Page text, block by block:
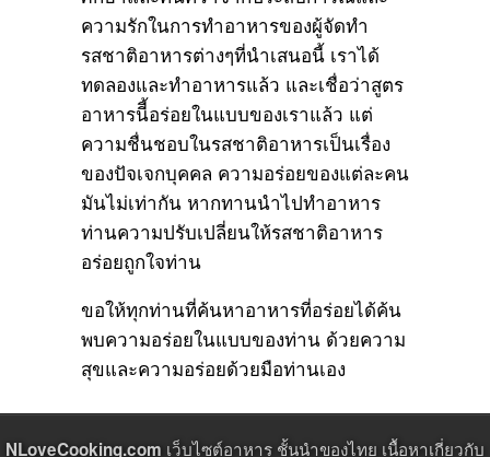
ความรักในการทำอาหารของผู้จัดทำ
รสชาติอาหารต่างๆที่นำเสนอนี้ เราได้
ทดลองและทำอาหารแล้ว และเชื่อว่าสูตร
อาหารนีี้อร่อยในแบบของเราแล้ว แต่
ความชื่นชอบในรสชาติอาหารเป็นเรื่อง
ของปัจเจกบุคคล ความอร่อยของแต่ละคน
มันไม่เท่ากัน หากทานนำไปทำอาหาร
ท่านความปรับเปลี่ยนให้รสชาติอาหาร
อร่อยถูกใจท่าน
ขอให้ทุกท่านที่ค้นหาอาหารที่อร่อยได้ค้น
พบความอร่อยในแบบของท่าน ด้วยความ
สุขและความอร่อยด้วยมือท่านเอง
NLoveCooking.com เว็บไซต์อาหาร ชั้นนำของไทย เนื้อหาเกี่ยวกับ